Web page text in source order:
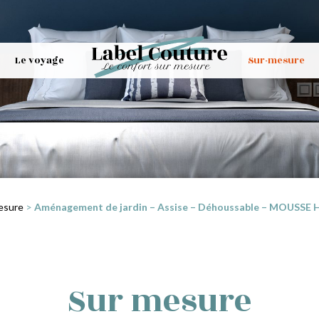
Le voyage Sur-mesure
> Aménagement de jardin – Assise – Déhoussable – MOUSSE
Sur mesure